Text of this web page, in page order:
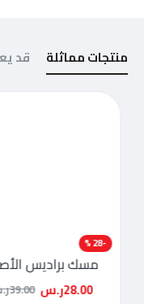
منتجات مماثلة قد
-28 %
مسك براديس
28.00ر.س 39.00ر.س